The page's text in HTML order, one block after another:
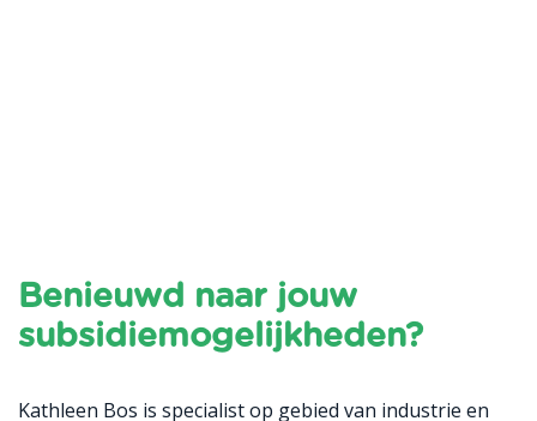
Benieuwd naar jouw
subsidiemogelijkheden?
Kathleen Bos is specialist op gebied van industrie en